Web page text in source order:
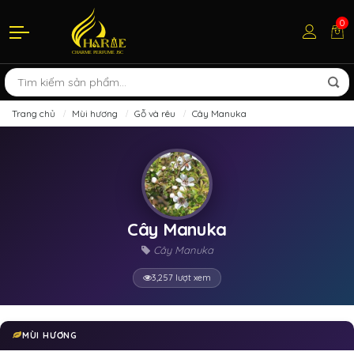
0
Trang chủ Mùi hương Gỗ và rêu Cây Manuka
Cây Manuka
Cây Manuka
3,257 lượt xem
MÙI HƯƠNG